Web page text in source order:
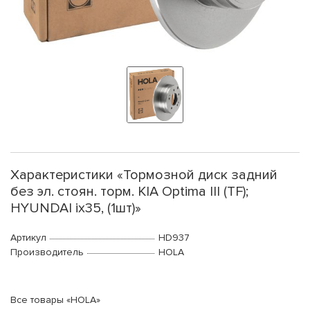
Характеристики «Тормозной диск задний
без эл. стоян. торм. KIA Optima III (TF);
HYUNDAI ix35, (1шт)»
Артикул
HD937
Производитель
HOLA
Все товары «HOLA»